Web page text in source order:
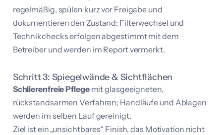
regelmäßig, spülen kurz vor Freigabe und
dokumentieren den Zustand; Filterwechsel und
Technikchecks erfolgen abgestimmt mit dem
Betreiber und werden im Report vermerkt.
Schritt 3: Spiegelwände & Sichtflächen
Schlierenfreie Pflegemit glasgeeigneten,
rückstandsarmen Verfahren; Handläufe und Ablagen
werden im selben Lauf gereinigt.
Ziel ist ein „unsichtbares“ Finish, das Motivation nicht